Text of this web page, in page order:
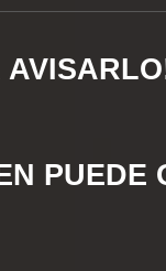
PUEDE